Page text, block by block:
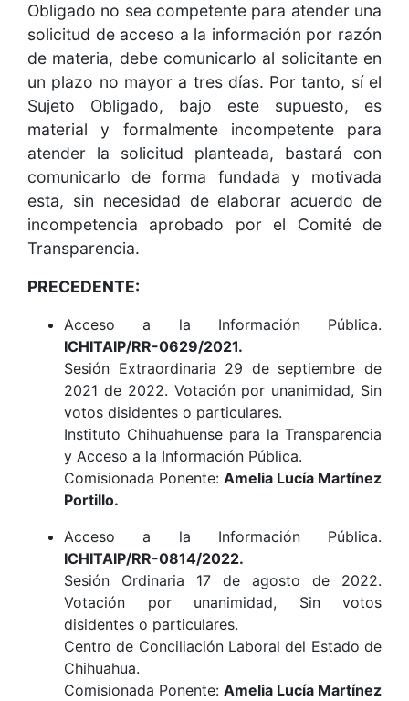
Obligado no sea competente para atender una
solicitud de acceso a la información por razón
de materia, debe comunicarlo al solicitante en
un plazo no mayor a tres días. Por tanto, sí el
Sujeto Obligado, bajo este supuesto, es
material y formalmente incompetente para
atender la solicitud planteada, bastará con
comunicarlo de forma fundada y motivada
esta, sin necesidad de elaborar acuerdo de
incompetencia aprobado por el Comité de
Transparencia.
PRECEDENTE:
Acceso a la Información Pública.
ICHITAIP/RR-0629/2021.
Sesión Extraordinaria 29 de septiembre de
2021 de 2022. Votación por unanimidad, Sin
votos disidentes o particulares.
Instituto Chihuahuense para la Transparencia
y Acceso a la Información Pública.
Comisionada Ponente: Amelia Lucía Martínez
Portillo.
Acceso a la Información Pública.
ICHITAIP/RR-0814/2022.
Sesión Ordinaria 17 de agosto de 2022.
Votación por unanimidad, Sin votos
disidentes o particulares.
Centro de Conciliación Laboral del Estado de
Chihuahua.
Comisionada Ponente: Amelia Lucía Martínez